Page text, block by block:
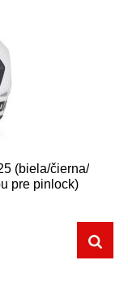
(biela/čierna/
pre pinlock)